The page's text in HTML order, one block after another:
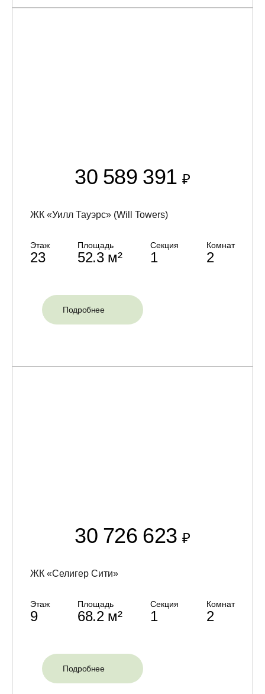
30 589 391₽
ЖК «Уилл Тауэрс» (Will Towers)
Этаж
23
Площадь
52.3 м²
Секция
1
Комнат
2
Подробнее
30 726 623₽
ЖК «Селигер Сити»
Этаж
9
Площадь
68.2 м²
Секция
1
Комнат
2
Подробнее